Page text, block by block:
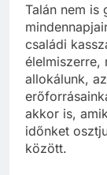
Talán nem is
családi
élelmiszerre,
allokálunk,
akkor is,
időnket
között.